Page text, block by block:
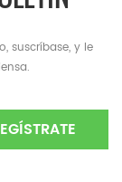
suscríbase, y le